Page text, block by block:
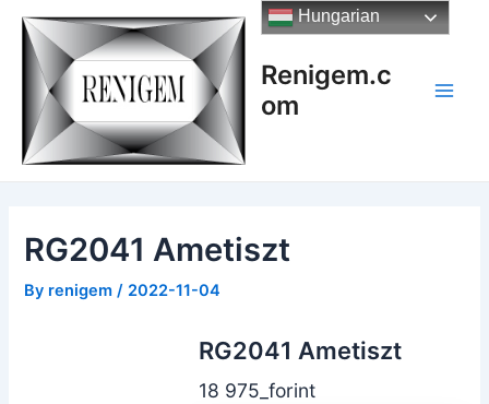
Skip
content
Renigem.c
om
RG2041 Ametiszt
By renigem/ 2022-11-04
RG2041 Ametiszt
18 975_forint
Hungarian